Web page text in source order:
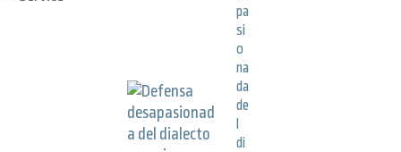
pa
si
o
na
da
de
di